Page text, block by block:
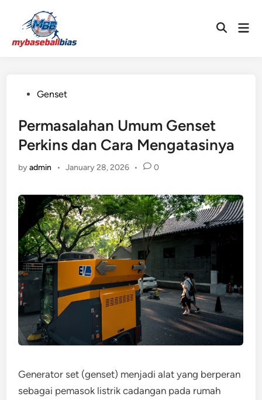
content
Open
PostedGenset
Permasalahan Umum Genset
Perkins dan Cara Mengatasinya
byadmin • January 28, 2026 • 0
Generator set (genset) menjadi alat yang berperan
sebagai pemasok listrik cadangan pada rumah